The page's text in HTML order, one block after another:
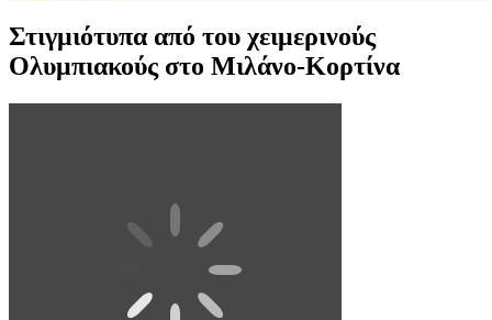
Στιγμιότυπα από του χειμερινούς
Ολυμπιακούς στο Μιλάνο-Κορτίνα